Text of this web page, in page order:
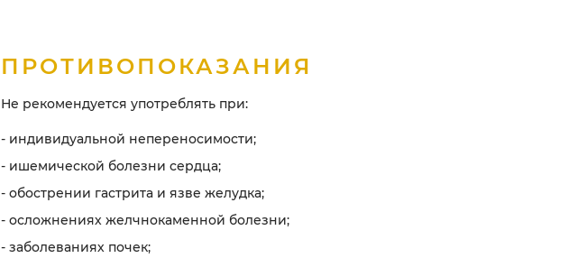
ПРОТИВОПОКАЗАНИЯ
Не рекомендуется употреблять при:
- индивидуальной непереносимости;
- ишемической болезни сердца;
- обострении гастрита и язве желудка;
- осложнениях желчнокаменной болезни;
- заболеваниях почек;